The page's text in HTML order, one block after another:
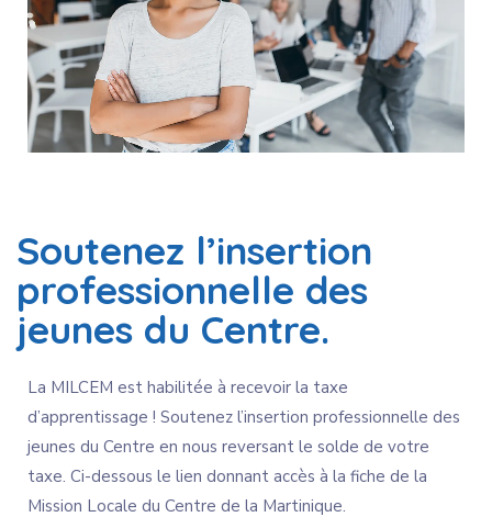
Soutenez l’insertion
professionnelle des
jeunes du Centre.
La MILCEM est habilitée à recevoir la taxe
d’apprentissage ! Soutenez l’insertion professionnelle des
jeunes du Centre en nous reversant le solde de votre
taxe. Ci-dessous le lien donnant accès à la fiche de la
Mission Locale du Centre de la Martinique.